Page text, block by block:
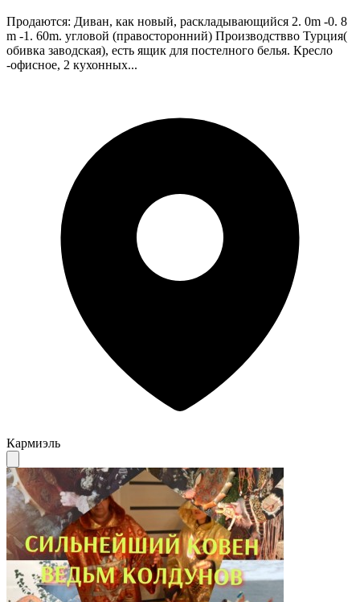
Продаются: Диван, как новый, раскладывающийся 2. 0m -0. 8
m -1. 60m. угловой (правосторонний) Производствво Турция(
обивка заводская), есть ящик для постелного белья. Кресло
-офисное, 2 кухонных...
Кармиэль